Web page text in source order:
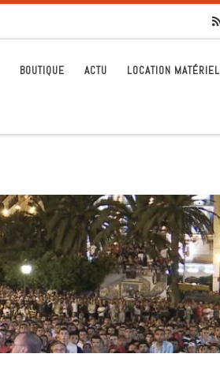
BOUTIQUE ACTU LOCATION MATÉRIEL